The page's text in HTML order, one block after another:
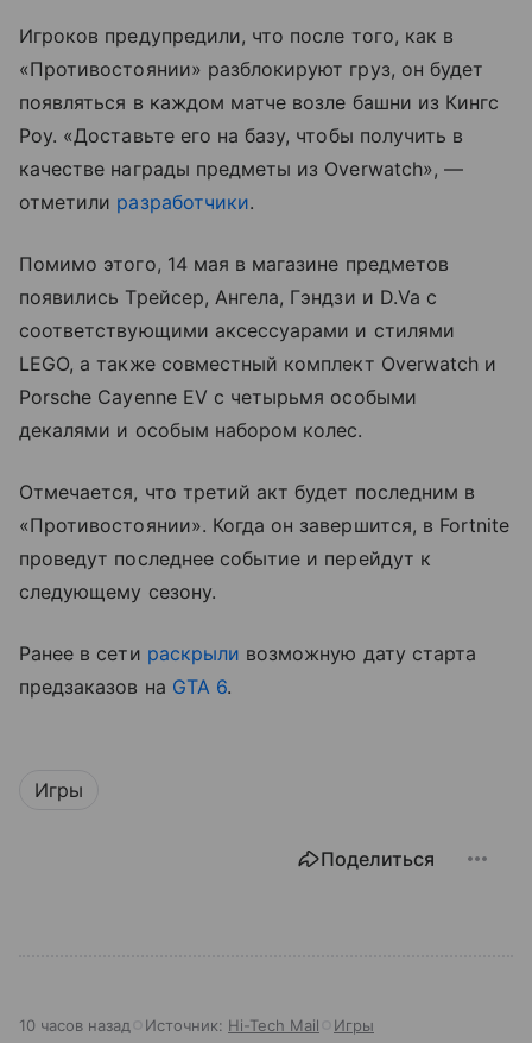
Игроков предупредили, что после того, как в
«Противостоянии» разблокируют груз, он будет
появляться в каждом матче возле башни из Кингс
Роу. «Доставьте его на базу, чтобы получить в
качестве награды предметы из Overwatch», —
отметили разработчики.
Помимо этого, 14 мая в магазине предметов
появились Трейсер, Ангела, Гэндзи и D.Va с
соответствующими аксессуарами и стилями
LEGO, а также совместный комплект Overwatch и
Porsche Cayenne EV с четырьмя особыми
декалями и особым набором колес.
Отмечается, что третий акт будет последним в
«Противостоянии». Когда он завершится, в Fortnite
проведут последнее событие и перейдут к
следующему сезону.
Ранее в сети раскрыли возможную дату старта
предзаказов на GTA 6.
Игры
Поделиться
10 часов назад Источник: Hi-Tech Mail Игры